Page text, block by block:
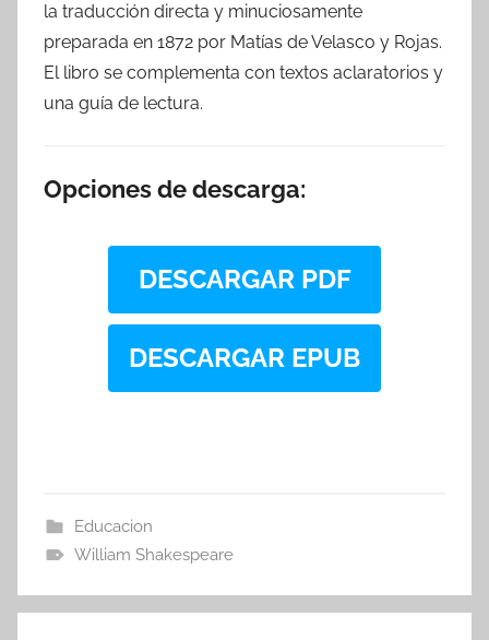
la traducción directa y minuciosamente
preparada en 1872 por Matías de Velasco y Rojas.
El libro se complementa con textos aclaratorios y
una guía de lectura.
Opciones de descarga:
DESCARGAR PDF
DESCARGAR EPUB
Educacion
William Shakespeare